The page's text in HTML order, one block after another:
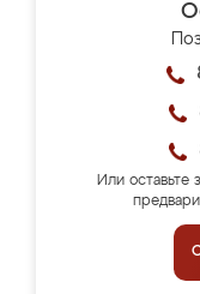
Или оставьте